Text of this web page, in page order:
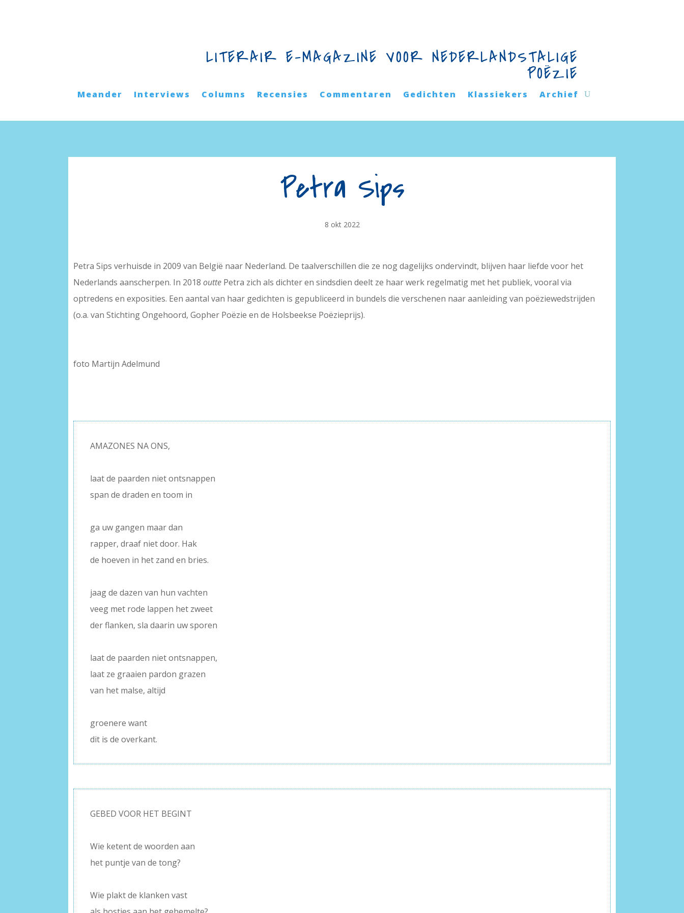
LITERAIR E-MAGAZINE VOOR NEDERLANDSTALIGE
POËZIE
Meander Interviews Columns Recensies Commentaren Gedichten Klassiekers Archief
Petra Sips
8 okt 2022
Petra Sips verhuisde in 2009 van België naar Nederland. De taalverschillen die ze nog dagelijks ondervindt, blijven haar liefde voor het
Nederlands aanscherpen. In 2018outte Petra zich als dichter en sindsdien deelt ze haar werk regelmatig met het publiek, vooral via
optredens en exposities. Een aantal van haar gedichten is gepubliceerd in bundels die verschenen naar aanleiding van poëziewedstrijden
(o.a. van Stichting Ongehoord, Gopher Poëzie en de Holsbeekse Poëzieprijs).
foto Martijn Adelmund
AMAZONES NA ONS,
laat de paarden niet ontsnappen
span de draden en toom in
ga uw gangen maar dan
rapper, draaf niet door. Hak
de hoeven in het zand en bries.
jaag de dazen van hun vachten
veeg met rode lappen het zweet
der flanken, sla daarin uw sporen
laat de paarden niet ontsnappen,
laat ze graaien pardon grazen
van het malse, altijd
groenere want
dit is de overkant.
GEBED VOOR HET BEGINT
Wie ketent de woorden aan
het puntje van de tong?
Wie plakt de klanken vast